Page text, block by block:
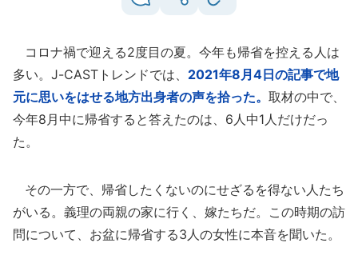
コロナ禍で迎える2度目の夏。今年も帰省を控える人は
多い。J-CASTトレンドでは、 2021年8月4日の記事で地
元に思いをはせる地方出身者の声を拾った。 取材の中で、
今年8月中に帰省すると答えたのは、6人中1人だけだっ
た。
その一方で、帰省したくないのにせざるを得ない人たち
がいる。義理の両親の家に行く、嫁たちだ。この時期の訪
問について、お盆に帰省する3人の女性に本音を聞いた。